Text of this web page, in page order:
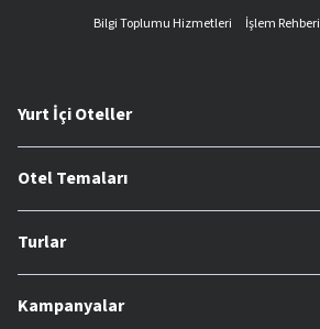
Bilgi Toplumu Hizmetleri
İşlem Rehberi
Yurt İçi Oteller
Otel Temaları
Turlar
Kampanyalar